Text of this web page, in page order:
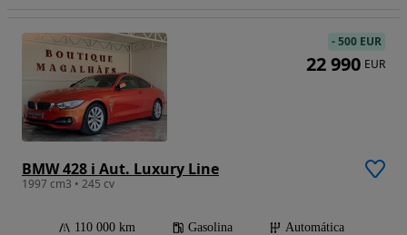
BMW 428 i Aut. Luxury Line
1997 cm3 • 245 cv
110 000 km Gasolina
Automática
-500 EUR
22 990 EUR